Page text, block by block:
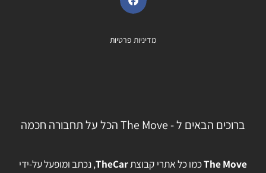
מדיניות פרטיות
ברוכים הבאים ל - The Move הכל על תחבורה חכמה
The Moveכמו כל אתרי קבוצתTheCar, נכתב ומופעל על-ידי